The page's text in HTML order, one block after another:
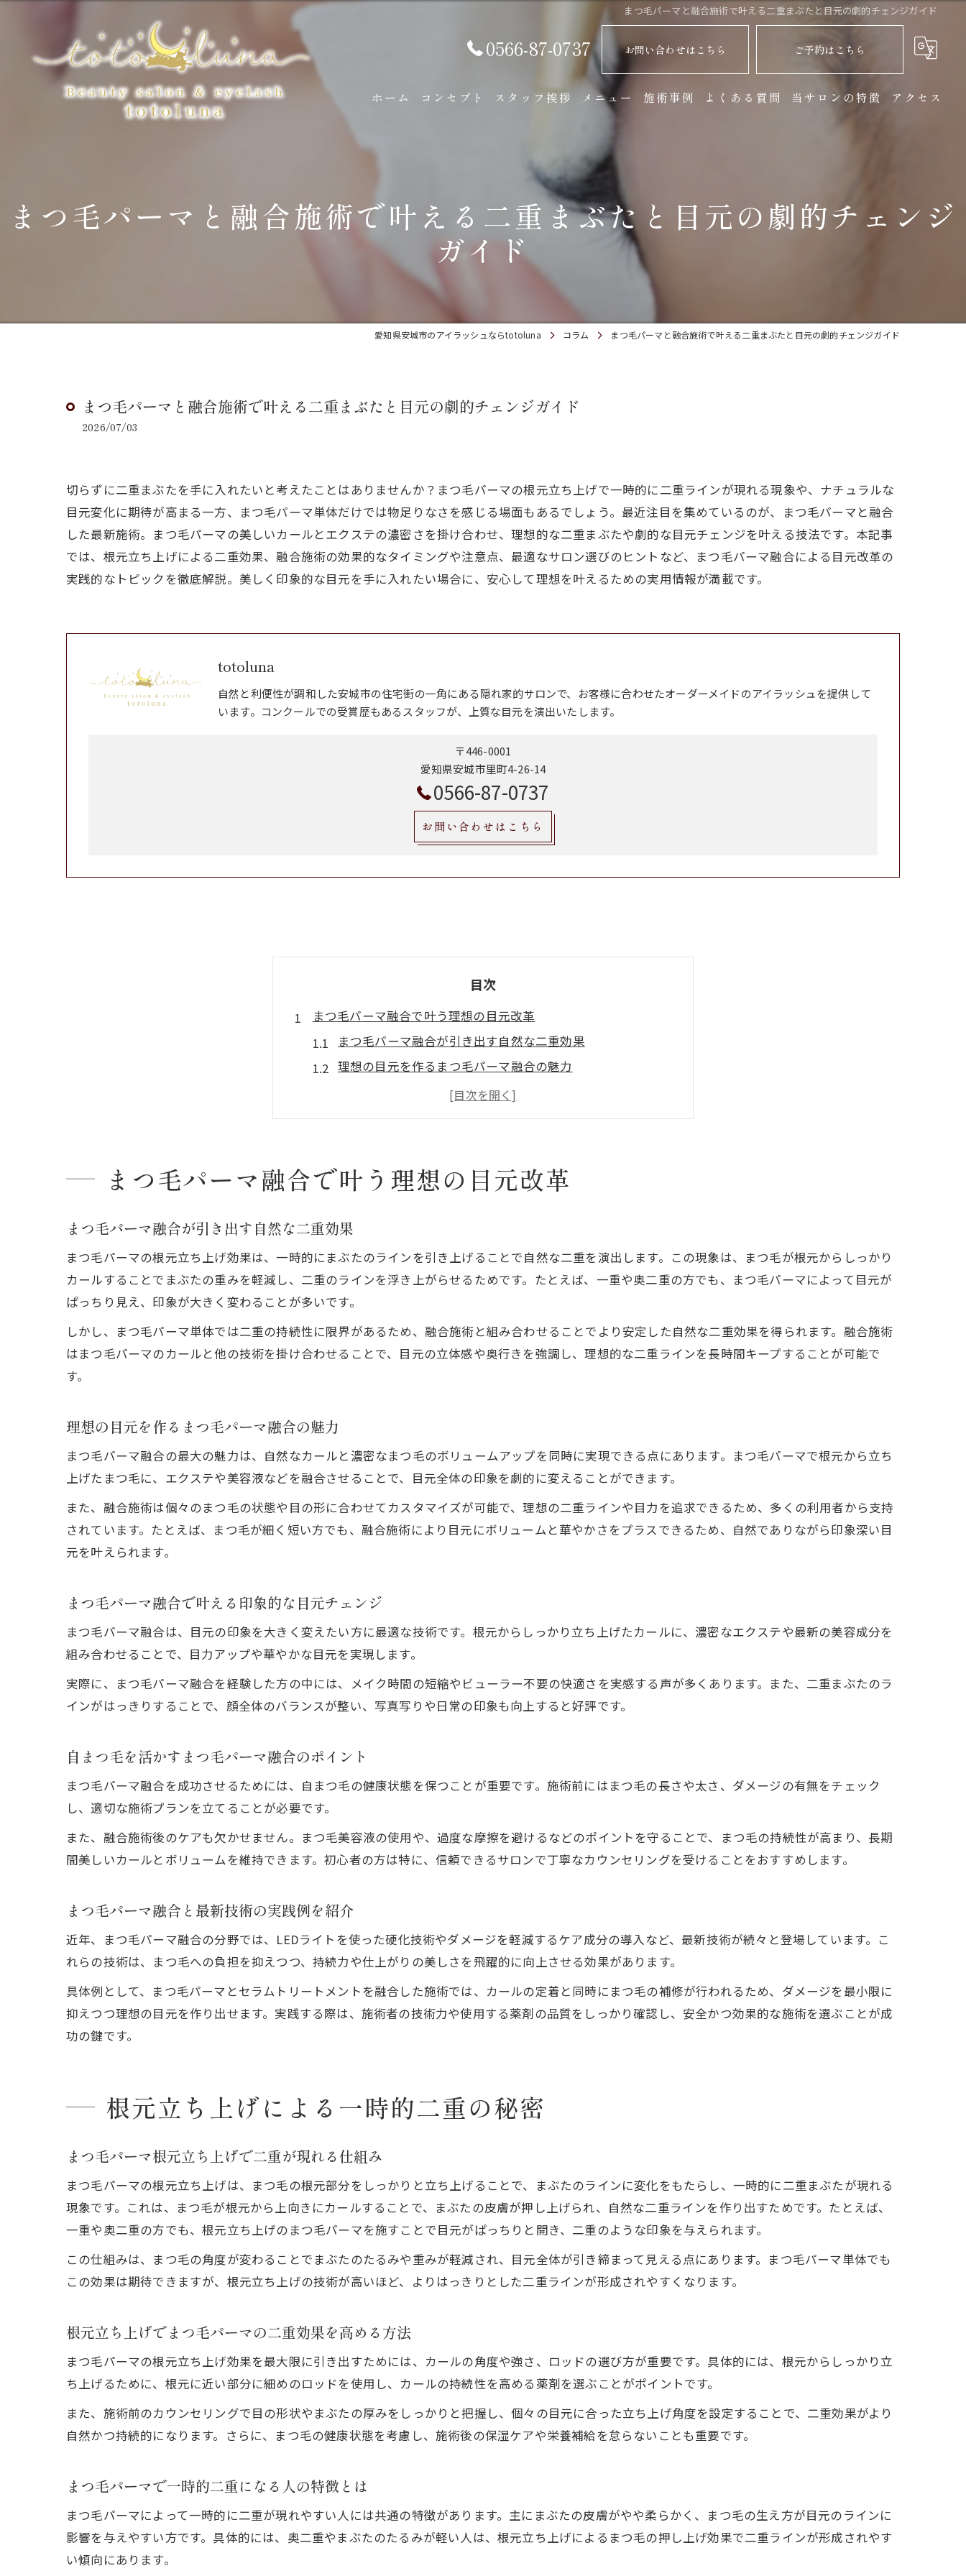
まつ毛パーマと融合施術で叶える二重まぶたと目元の劇的チェンジガイド
0566-87-0737 お問い合わせはこちら ご予約はこちら
ホーム コンセプト スタッフ挨拶 メニュー 施術事例 よくある質問 当サロンの特徴
ヘッドスパ
アクセス
まつ毛パーマと融合施術で叶える二重まぶたと目元の劇的チェンジ
ガイド
愛知県安城市のアイラッシュならtotoluna コラム まつ毛パーマと融合施術で叶える二重まぶたと目元の劇的チェンジガイド
まつ毛パーマと融合施術で叶える二重まぶたと目元の劇的チェンジガイド
2026/07/03
切らずに二重まぶたを手に入れたいと考えたことはありませんか？まつ毛パーマの根元立ち上げで一時的に二重ラインが現れる現象や、ナチュラルな
目元変化に期待が高まる一方、まつ毛パーマ単体だけでは物足りなさを感じる場面もあるでしょう。最近注目を集めているのが、まつ毛パーマと融合
した最新施術。まつ毛パーマの美しいカールとエクステの濃密さを掛け合わせ、理想的な二重まぶたや劇的な目元チェンジを叶える技法です。本記事
では、根元立ち上げによる二重効果、融合施術の効果的なタイミングや注意点、最適なサロン選びのヒントなど、まつ毛パーマ融合による目元改革の
実践的なトピックを徹底解説。美しく印象的な目元を手に入れたい場合に、安心して理想を叶えるための実用情報が満載です。
totoluna
自然と利便性が調和した安城市の住宅街の一角にある隠れ家的サロンで、お客様に合わせたオーダーメイドのアイラッシュを提供して
います。コンクールでの受賞歴もあるスタッフが、上質な目元を演出いたします。
〒446-0001
愛知県安城市里町4-26-14
0566-87-0737
お問い合わせはこちら
目次
まつ毛パーマ融合で叶う理想の目元改革
まつ毛パーマ融合が引き出す自然な二重効果
理想の目元を作るまつ毛パーマ融合の魅力
まつ毛パーマ融合で叶える印象的な目元チェンジ
自まつ毛を活かすまつ毛パーマ融合のポイント
根元立ち上げによる一時的二重の秘密
まつ毛パーマ根元立ち上げで二重が現れる仕組み
根元立ち上げのまつ毛パーマで理想の二重を実現
まつ毛パーマの二重効果を持続させるコツ
まつ毛パーマ後のマツエク施術可能なタイミング
目元を劇的に変える融合施術の実際と注意点
まつ毛パーマ融合で得られる劇的な変化とは
融合施術でまつ毛パーマを活かすポイント
まつ毛パーマ融合で切らずに二重まぶたを目指す方法
切らないまつ毛パーマ施術で理想の二重を叶える
まつ毛パーマ融合施術サロンの選び方ポイント
まつ毛パーマ融合施術のカウンセリングで確認すべき点
まつ毛パーマ融合で信頼できる施術者を選ぶ方法
まつ毛パーマ融合で叶う理想の目元改革
まつ毛パーマ融合が引き出す自然な二重効果
まつ毛パーマの根元立ち上げ効果は、一時的にまぶたのラインを引き上げることで自然な二重を演出します。この現象は、まつ毛が根元からしっかり
カールすることでまぶたの重みを軽減し、二重のラインを浮き上がらせるためです。たとえば、一重や奥二重の方でも、まつ毛パーマによって目元が
ぱっちり見え、印象が大きく変わることが多いです。
しかし、まつ毛パーマ単体では二重の持続性に限界があるため、融合施術と組み合わせることでより安定した自然な二重効果を得られます。融合施術
はまつ毛パーマのカールと他の技術を掛け合わせることで、目元の立体感や奥行きを強調し、理想的な二重ラインを長時間キープすることが可能で
す。
理想の目元を作るまつ毛パーマ融合の魅力
まつ毛パーマ融合の最大の魅力は、自然なカールと濃密なまつ毛のボリュームアップを同時に実現できる点にあります。まつ毛パーマで根元から立ち
上げたまつ毛に、エクステや美容液などを融合させることで、目元全体の印象を劇的に変えることができます。
また、融合施術は個々のまつ毛の状態や目の形に合わせてカスタマイズが可能で、理想の二重ラインや目力を追求できるため、多くの利用者から支持
されています。たとえば、まつ毛が細く短い方でも、融合施術により目元にボリュームと華やかさをプラスできるため、自然でありながら印象深い目
元を叶えられます。
まつ毛パーマ融合で叶える印象的な目元チェンジ
まつ毛パーマ融合は、目元の印象を大きく変えたい方に最適な技術です。根元からしっかり立ち上げたカールに、濃密なエクステや最新の美容成分を
組み合わせることで、目力アップや華やかな目元を実現します。
実際に、まつ毛パーマ融合を経験した方の中には、メイク時間の短縮やビューラー不要の快適さを実感する声が多くあります。また、二重まぶたのラ
インがはっきりすることで、顔全体のバランスが整い、写真写りや日常の印象も向上すると好評です。
自まつ毛を活かすまつ毛パーマ融合のポイント
まつ毛パーマ融合を成功させるためには、自まつ毛の健康状態を保つことが重要です。施術前にはまつ毛の長さや太さ、ダメージの有無をチェック
し、適切な施術プランを立てることが必要です。
また、融合施術後のケアも欠かせません。まつ毛美容液の使用や、過度な摩擦を避けるなどのポイントを守ることで、まつ毛の持続性が高まり、長期
間美しいカールとボリュームを維持できます。初心者の方は特に、信頼できるサロンで丁寧なカウンセリングを受けることをおすすめします。
まつ毛パーマ融合と最新技術の実践例を紹介
近年、まつ毛パーマ融合の分野では、LEDライトを使った硬化技術やダメージを軽減するケア成分の導入など、最新技術が続々と登場しています。こ
れらの技術は、まつ毛への負担を抑えつつ、持続力や仕上がりの美しさを飛躍的に向上させる効果があります。
具体例として、まつ毛パーマとセラムトリートメントを融合した施術では、カールの定着と同時にまつ毛の補修が行われるため、ダメージを最小限に
抑えつつ理想の目元を作り出せます。実践する際は、施術者の技術力や使用する薬剤の品質をしっかり確認し、安全かつ効果的な施術を選ぶことが成
功の鍵です。
根元立ち上げによる一時的二重の秘密
まつ毛パーマ根元立ち上げで二重が現れる仕組み
まつ毛パーマの根元立ち上げは、まつ毛の根元部分をしっかりと立ち上げることで、まぶたのラインに変化をもたらし、一時的に二重まぶたが現れる
現象です。これは、まつ毛が根元から上向きにカールすることで、まぶたの皮膚が押し上げられ、自然な二重ラインを作り出すためです。たとえば、
一重や奥二重の方でも、根元立ち上げのまつ毛パーマを施すことで目元がぱっちりと開き、二重のような印象を与えられます。
この仕組みは、まつ毛の角度が変わることでまぶたのたるみや重みが軽減され、目元全体が引き締まって見える点にあります。まつ毛パーマ単体でも
この効果は期待できますが、根元立ち上げの技術が高いほど、よりはっきりとした二重ラインが形成されやすくなります。
根元立ち上げでまつ毛パーマの二重効果を高める方法
まつ毛パーマの根元立ち上げ効果を最大限に引き出すためには、カールの角度や強さ、ロッドの選び方が重要です。具体的には、根元からしっかり立
ち上げるために、根元に近い部分に細めのロッドを使用し、カールの持続性を高める薬剤を選ぶことがポイントです。
また、施術前のカウンセリングで目の形状やまぶたの厚みをしっかりと把握し、個々の目元に合った立ち上げ角度を設定することで、二重効果がより
自然かつ持続的になります。さらに、まつ毛の健康状態を考慮し、施術後の保湿ケアや栄養補給を怠らないことも重要です。
まつ毛パーマで一時的二重になる人の特徴とは
まつ毛パーマによって一時的に二重が現れやすい人には共通の特徴があります。主にまぶたの皮膚がやや柔らかく、まつ毛の生え方が目元のラインに
影響を与えやすい方です。具体的には、奥二重やまぶたのたるみが軽い人は、根元立ち上げによるまつ毛の押し上げ効果で二重ラインが形成されやす
い傾向にあります。